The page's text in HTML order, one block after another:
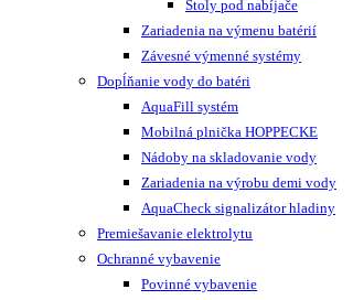
Stoly pod nabíjače
Zariadenia na výmenu batérií
Závesné výmenné systémy
Dopĺňanie vody do batéri
AquaFill systém
Mobilná plnička HOPPECKE
Nádoby na skladovanie vody
Zariadenia na výrobu demi vody
AquaCheck signalizátor hladiny
Premiešavanie elektrolytu
Ochranné vybavenie
Povinné vybavenie